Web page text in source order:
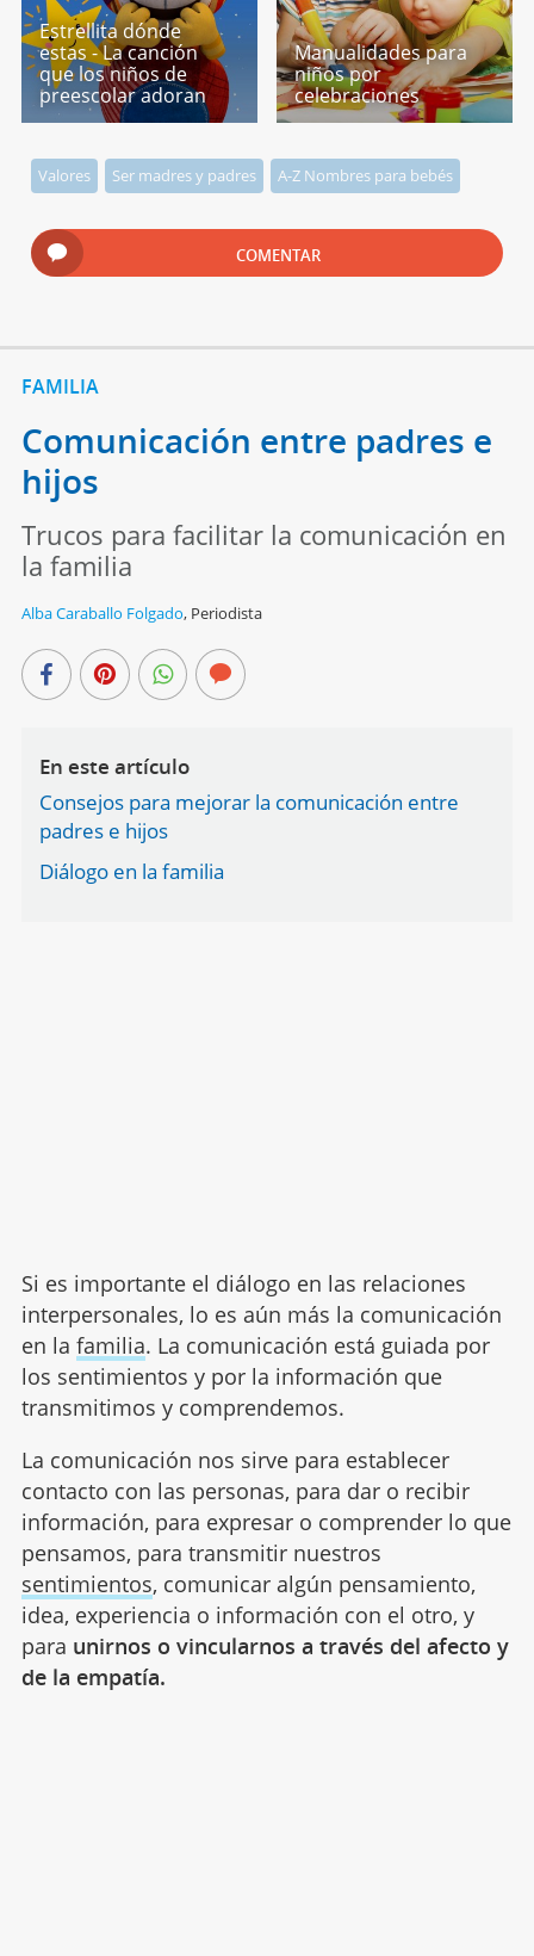
Estrellita dónde
estas - La canción
que los niños de
preescolar adoran
Manualidades para
niños por
celebraciones
Valores Ser madres y padres A-Z Nombres para bebés
COMENTAR
FAMILIA
Comunicación entre padres e
hijos
Trucos para facilitar la comunicación en
la familia
Alba Caraballo Folgado, Periodista
En este artículo
Consejos para mejorar la comunicación entre
padres e hijos
Diálogo en la familia
Si es importante el diálogo en las relaciones
interpersonales, lo es aún más la comunicación
en la familia. La comunicación está guiada por
los sentimientos y por la información que
transmitimos y comprendemos.
La comunicación nos sirve para establecer
contacto con las personas, para dar o recibir
información, para expresar o comprender lo que
pensamos, para transmitir nuestros
sentimientos, comunicar algún pensamiento,
idea, experiencia o información con el otro, y
para unirnos o vincularnos a través del afecto y
de la empatía.